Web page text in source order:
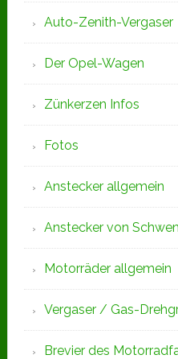
Auto-Zenith-Vergaser
Der Opel-Wagen
Zünkerzen Infos
Fotos
Anstecker allgemein
Anstecker von
Motorräder allgemein
Vergaser / Gas-
Brevier des